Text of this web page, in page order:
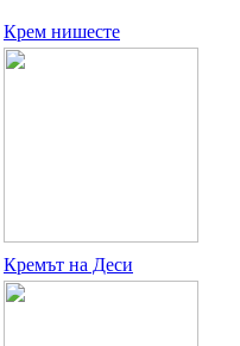
Крем нишесте
Кремът на Деси